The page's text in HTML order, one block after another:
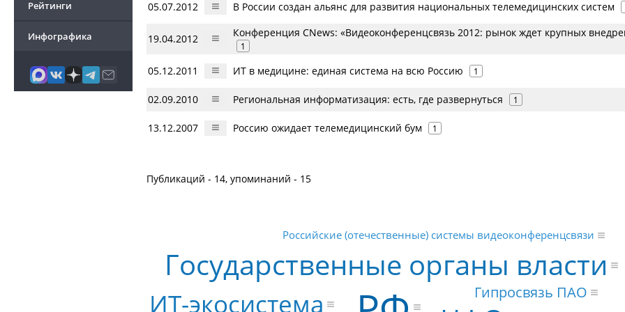
Рейтинги
Инфографика
05.07.2012 В России создан альянс для развития национальных телемедицинских систем
19.04.2012 Конференция CNews: «Видеоконференцсвязь 2012: рынок ждет крупных
1
05.12.2011 ИТ в медицине: единая система на всю Россию 1
02.09.2010 Региональная информатизация: есть, где развернуться 1
13.12.2007 Россию ожидает телемедицинский бум 1
Публикаций - 14, упоминаний - 15
Государственные органы власти
ИТ-экосистема Гипросвязь ПАО
Российские (отечественные) системы видеоконференцсвязи